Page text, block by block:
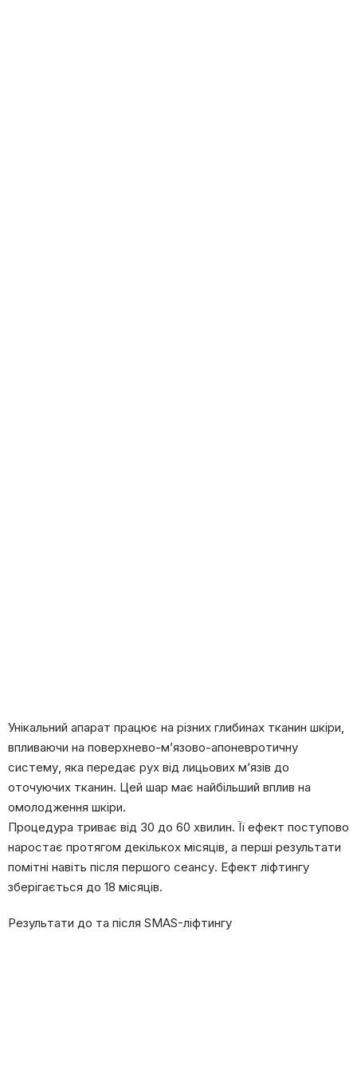
Унікальний апарат працює на різних глибинах тканин шкіри,
впливаючи на поверхнево-м’язово-апоневротичну
систему, яка передає рух від лицьових м’язів до
оточуючих тканин. Цей шар має найбільший вплив на
омолодження шкіри.
Процедура триває від 30 до 60 хвилин. Її ефект поступово
наростає протягом декількох місяців, а перші результати
помітні навіть після першого сеансу. Ефект ліфтингу
зберігається до 18 місяців.
Результати до та після SMAS-ліфтингу